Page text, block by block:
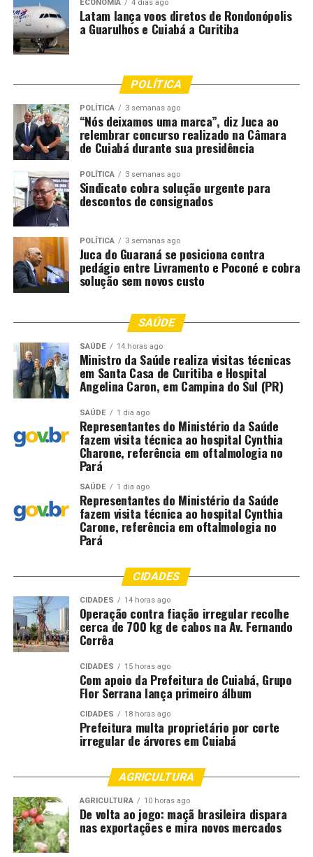
internacional de grandes economias como o próprio
Estados Unidos e todo bloco europeu, não podemos mais
simplesmente nos assentarmos no justo prêmio de uma
competência agropecuária e agroindustrial dos últimos
propaganda das essências brasileiras, aquelas que
conquistam corações e mentes de todos os povos
mundiais.
O Brasil tem a maior citricultura do mundo, a maior
cafeicultura, a proteína animal, o algodão, a
fruticultura, o papel e a celulose, os grãos que
alimentam as rações planetárias, temos flores, lichias,
canola, trigo, sorgo, soja, milho, palma; voltaremos a
seringueira, ao cacau, somos gigantes na cana de açúcar,
nos biocombustíveis. E tudo isso com uma inteligência
de sustentabilidade sem a qual jamais poderíamos ter
criado esse país agrotropical com a maior área de
Mas e daí? Qualidade total precisa ser percebida. Nossos
produtos originados com tecnologias tropicais, com
pesquisas premiadas internacionais como a Drª.
Mariângela Hungria, a mais recente 2025, com o Nobel
da Agricultura, com seus estudos de fixação de
nitrogênio no solo, como a Embrapa e o Centro
Nacional de Recursos Genéticos e Biotecnologia
(Cenargen) atuando com materiais genéticos no maior
banco de sementes do mundo na Noruega, agora 2026,
com uma Esalq fazendo 125 anos e sua diretora Drª
Thaís Vieira recebendo a comenda de “ordem do mérito
agrícola francesa”.
Enfim, são realidades construídas nesta nação tropical
por uma mistura de povos que aqui chegaram, todos
sofridos, perseguidos, escapando de guerras e fome, e
aqui esses nossos ancestrais nos permitiram criar um
exemplo planetário de uma civilização tropical única,
nos misturando todos.
Sem uma entratégia e um planejamento de estado,
reunindo o público e o privado, não iremos obter o
progresso potencial dos próximos 40 anos. Se fizermos
igual ao que fizemos até aqui, não basta para irmos ao
futuro. Com um planejamento estratégico de estado
reuniremos uma Secretaria de Comunicação (Secom) do
sociedade civil organizada e aí, sim, iremos obter uma
força de sons, cantos, acordes, o que nos permitirá
transformar o Brasil numa envolvente e persuasiva
melodia para embalar e atrair os corações e mentes de
todos os povos, nossos clientes.
ECONOMIA 4 dias ago
Latam lança voos diretos de Rondonópolis
a Guarulhos e Cuiabá a Curitiba
POLÍTICA
POLÍTICA 3 semanas ago
“Nós deixamos uma marca”, diz Juca ao
relembrar concurso realizado na Câmara
de Cuiabá durante sua presidência
POLÍTICA 3 semanas ago
Sindicato cobra solução urgente para
descontos de consignados
POLÍTICA 3 semanas ago
Juca do Guaraná se posiciona contra
pedágio entre Livramento e Poconé e cobra
solução sem novos custo
SAÚDE
SAÚDE 14 horas ago
Ministro da Saúde realiza visitas técnicas
em Santa Casa de Curitiba e Hospital
Angelina Caron, em Campina do Sul (PR)
SAÚDE 1 dia ago
Representantes do Ministério da Saúde
fazem visita técnica ao hospital Cynthia
Charone, referência em oftalmologia no
Pará
SAÚDE 1 dia ago
Representantes do Ministério da Saúde
fazem visita técnica ao hospital Cynthia
Carone, referência em oftalmologia no
Pará
CIDADES
CIDADES 14 horas ago
Operação contra fiação irregular recolhe
cerca de 700 kg de cabos na Av. Fernando
Corrêa
CIDADES 15 horas ago
Com apoio da Prefeitura de Cuiabá, Grupo
Flor Serrana lança primeiro álbum
CIDADES 18 horas ago
Prefeitura multa proprietário por corte
irregular de árvores em Cuiabá
AGRICULTURA
AGRICULTURA 10 horas ago
De volta ao jogo: maçã brasileira dispara
nas exportações e mira novos mercados